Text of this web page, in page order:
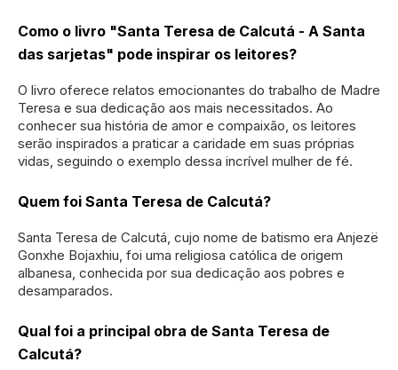
Como o livro "Santa Teresa de Calcutá - A Santa
das sarjetas" pode inspirar os leitores?
O livro oferece relatos emocionantes do trabalho de Madre
Teresa e sua dedicação aos mais necessitados. Ao
conhecer sua história de amor e compaixão, os leitores
serão inspirados a praticar a caridade em suas próprias
vidas, seguindo o exemplo dessa incrível mulher de fé.
Quem foi Santa Teresa de Calcutá?
Santa Teresa de Calcutá, cujo nome de batismo era Anjezë
Gonxhe Bojaxhiu, foi uma religiosa católica de origem
albanesa, conhecida por sua dedicação aos pobres e
desamparados.
Qual foi a principal obra de Santa Teresa de
Calcutá?